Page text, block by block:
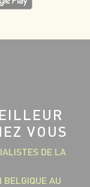
VOUS
DE LA
AU